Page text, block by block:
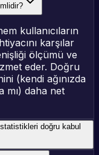
kullanıcıların
karşılar
ölçümü ve
eder. Doğru
(kendi ağınızda
mı) daha net
doğru kabul